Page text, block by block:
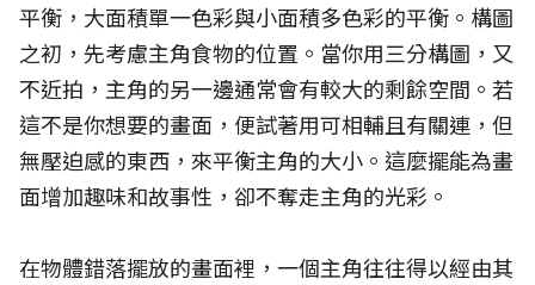
平衡，大面積單一色彩與小面積多色彩的平衡。構圖
之初，先考慮主角食物的位置。當你用三分構圖，又
不近拍，主角的另一邊通常會有較大的剩餘空間。若
這不是你想要的畫面，便試著用可相輔且有關連，但
無壓迫感的東西，來平衡主角的大小。這麼擺能為畫
面增加趣味和故事性，卻不奪走主角的光彩。
在物體錯落擺放的畫面裡，一個主角往往得以經由其